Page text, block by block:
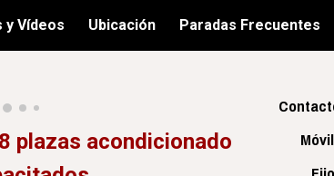
Skip to main content
y Vídeos Ubicación Paradas Frecuentes
plazas acondicionado